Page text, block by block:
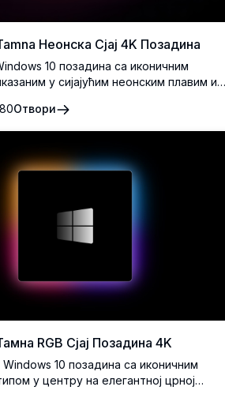
Неонска Сјај 4K Позадина
10 позадина са иконичним
у сијајућим неонским плавим и
и футуристичко 4K
Отвори
RGB Сјај Позадина 4K
10 позадина са иконичним
у центру на елегантној црној